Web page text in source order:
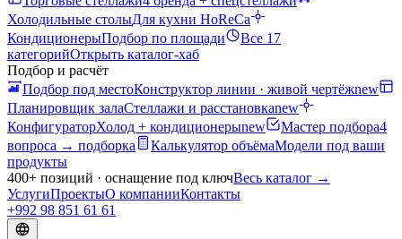
Холодильные столыДля кухни HoReCa
КондиционерыПодбор по площади
Все 17
категорийОткрыть каталог-хаб
Подбор и расчёт
Подбор под местоКонструктор линии · живой чертёжnew
Планировщик залаСтеллажи и расстановкаnew
КонфигураторХолод + кондиционерыnew Мастер подбора4
вопроса → подборка
Калькулятор объёмаМодели под ваши
продукты
400+ позиций · оснащение под ключВесь каталог →
УслугиПроектыО компанииКонтакты
+992 98 851 61 61